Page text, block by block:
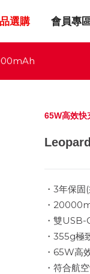
選購 會員專
65W高效快
・3年保
・
・雙USB-
・355g極
・65W高
・符合航